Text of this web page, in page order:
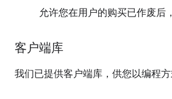
允许您在用户的购买已作废后
客户端库
我们已提供客户端库，供您以编程